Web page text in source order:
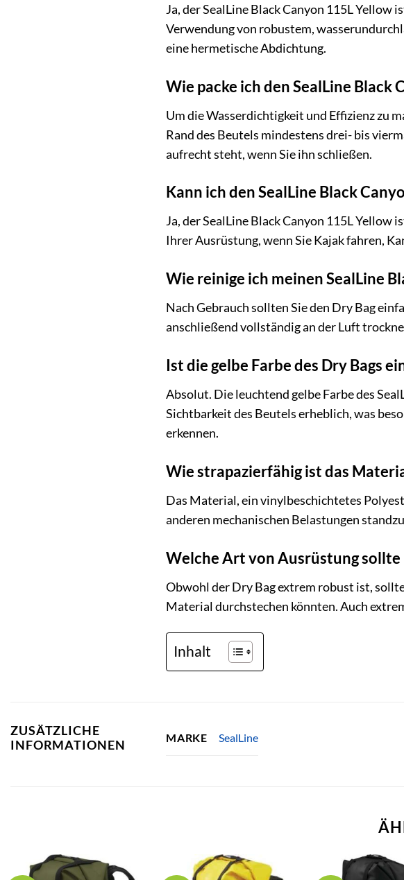
Ja, der SealLine Black Canyon 115L
Verwendung von robustem,
eine hermetische Abdichtung.
Wie packe ich den SealLine Black
Um die Wasserdichtigkeit und Effizienz zu
Rand des Beutels mindestens drei- bis
aufrecht steht, wenn Sie ihn schließen.
Kann ich den SealLine Black
Ja, der SealLine Black Canyon 115L
Ihrer Ausrüstung, wenn Sie Kajak fahren,
Wie reinige ich meinen SealLine
Nach Gebrauch sollten Sie den Dry Bag
anschließend vollständig an der Luft
Ist die gelbe Farbe des Dry Bags
Absolut. Die leuchtend gelbe Farbe des
Sichtbarkeit des Beutels erheblich, was
erkennen.
Wie strapazierfähig ist das
Das Material, ein vinylbeschichtetes
anderen mechanischen Belastungen
Welche Art von Ausrüstung sollte
Obwohl der Dry Bag extrem robust ist,
Material durchstechen könnten. Auch
Inhalt
ZUSÄTZLICHE
INFORMATIONEN
MARKE SealLine